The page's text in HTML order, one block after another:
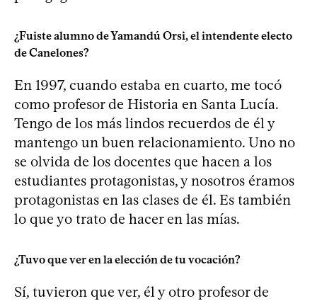
¿Fuiste alumno de Yamandú Orsi, el intendente electo
de Canelones?
En 1997, cuando estaba en cuarto, me tocó
como profesor de Historia en Santa Lucía.
Tengo de los más lindos recuerdos de él y
mantengo un buen relacionamiento. Uno no
se olvida de los docentes que hacen a los
estudiantes protagonistas, y nosotros éramos
protagonistas en las clases de él. Es también
lo que yo trato de hacer en las mías.
¿Tuvo que ver en la elección de tu vocación?
Sí, tuvieron que ver, él y otro profesor de